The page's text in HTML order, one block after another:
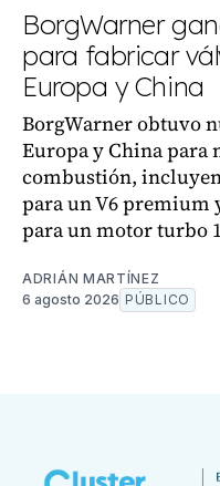
BorgWarner
para fabricar
Europa y China
BorgWarner obtuvo
Europa y China para
combustión,
para un V6 premium
para un motor turbo
ADRIÁN MARTÍNEZ
6 agosto 2026 PÚBLICO